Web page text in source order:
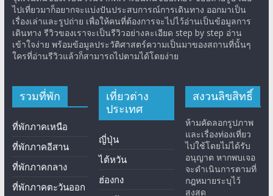
ไปเที่ยวมาก็อยากจะแบ่งปันประสบการณ์การเดินทาง ออกมาเป็น
เรื่องเล่าและรูปถ่าย เพื่อให้คนที่ต้องการจะไปไว้อ่านเป็นข้อมูลการ
เดินทาง รีวิวของเราจะเป็นรีวิวอย่างละเอียด step by step อ่าน
เข้าใจง่าย พร้อมข้อมูลประวัติศาสตร์ความเป็นมาของสถานที่นั้นๆ
ใครที่อ่านรีวิวแล้วก็สามารถไปตามได้โดยง่าย
รวมที่พัก
ที่พักภาคเหนือ
ที่พักภาคอีสาน
ที่พักภาคกลาง
ที่พักภาคตะวันออก
เที่ยวต่าง
ประเทศ
ญี่ปุ่น
ไต้หวัน
ฮ่องกง
สงวนลิขสิทธิ์
ห้ามคัดลอกรูปภาพ
และเรื่องท่องเที่ยว
ไปใช้โดยไม่ได้รับ
อนุญาต หากพบเจอ
จะดำเนินการตามที่
กฎหมายระบุไว้
สูงสุด